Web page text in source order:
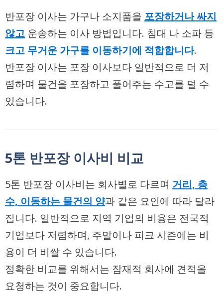
반포장 이사는 가구나 소지품을 포장하거나 싸지
않고 운송하는 이사 방법입니다. 침대 나 소파 등
크고 무거운 가구를 이동하기에 적합합니다.
반포장 이사는 포장 이사보다 일반적으로 더 저
렴하며 물건을 포장하고 풀어주는 수고를 덜 수
있습니다.
5톤 반포장 이사비 비교
5톤 반포장 이사비는 회사별로 다르며 거리, 층
수, 이동하는 물건의 양과 같은 요인에 따라 달라
집니다. 일반적으로 지역 기업의 비용은 전국적
기업보다 저렴하며, 주말이나 피크 시즌에는 비
용이 더 비쌀 수 있습니다.
정확한 비교를 위해서는 잠재적 회사에 견적을
요청하는 것이 중요합니다.